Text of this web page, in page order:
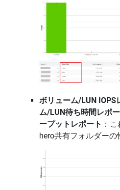
ボリューム/LUN IOPS
ム/LUN待ち時間レポ
ープットレポート ：
hero共有フォルダーの